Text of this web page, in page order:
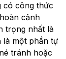
có công thức
cảnh
trọng nhất là
là một phần tự
tránh hoặc